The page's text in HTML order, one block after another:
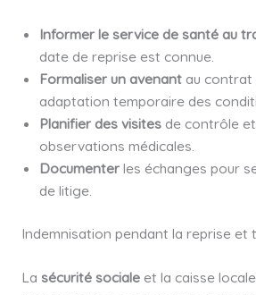
Informer le service de santé au
date de reprise est connue.
Formaliser un avenantau contrat
adaptation temporaire des
Planifier des visitesde contrôle
observations médicales.
Documenterles échanges pour
de litige.
Indemnisation pendant la reprise et
La sécurité socialeet la caisse